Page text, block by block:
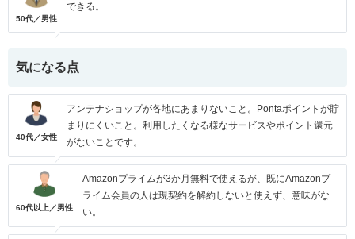
50代／男性
できる。
気になる点
40代／女性
アンテナショップが各地にあまりないこと。Pontaポイントが貯
まりにくいこと。利用したくなる様なサービスやポイント還元
がないことです。
60代以上／男性
Amazonプライムが3か月無料で使えるが、既にAmazonプ
ライム会員の人は現契約を解約しないと使えず、意味がな
い。